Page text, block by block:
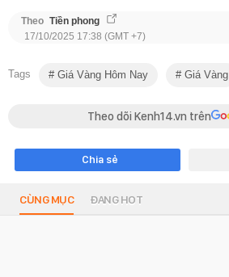
Theo Tiền phong
17/10/2025 17:38 (GMT +7)
Tags Giá Vàng Hôm Nay Giá Vàng
Theo dõi Kenh14.vn trên
Chia sẻ
CÙNG MỤC ĐANG HOT